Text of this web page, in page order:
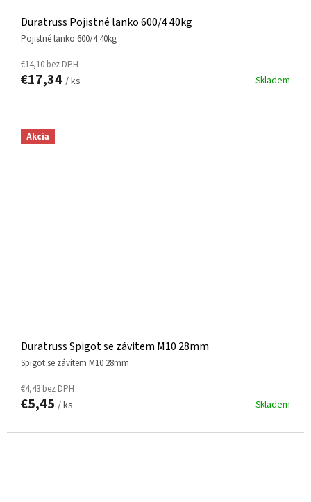
Duratruss Pojistné lanko 600/4 40kg
Pojistné lanko 600/4 40kg
Skladem
€14,10 bez DPH
€17,34 / ks
Akcia
Duratruss Spigot se závitem M10 28mm
Spigot se závitem M10 28mm
Skladem
€4,43 bez DPH
€5,45 / ks